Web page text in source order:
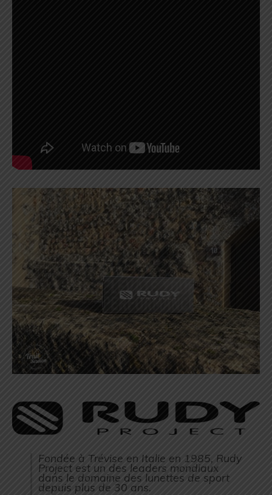
Fondée à Trévise en Italie en 1985, Rudy
Project est un des leaders mondiaux
dans le domaine des lunettes de sport
depuis plus de 30 ans.